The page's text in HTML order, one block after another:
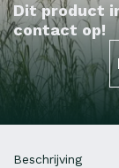
Dit product
contact op!
Beschrijving